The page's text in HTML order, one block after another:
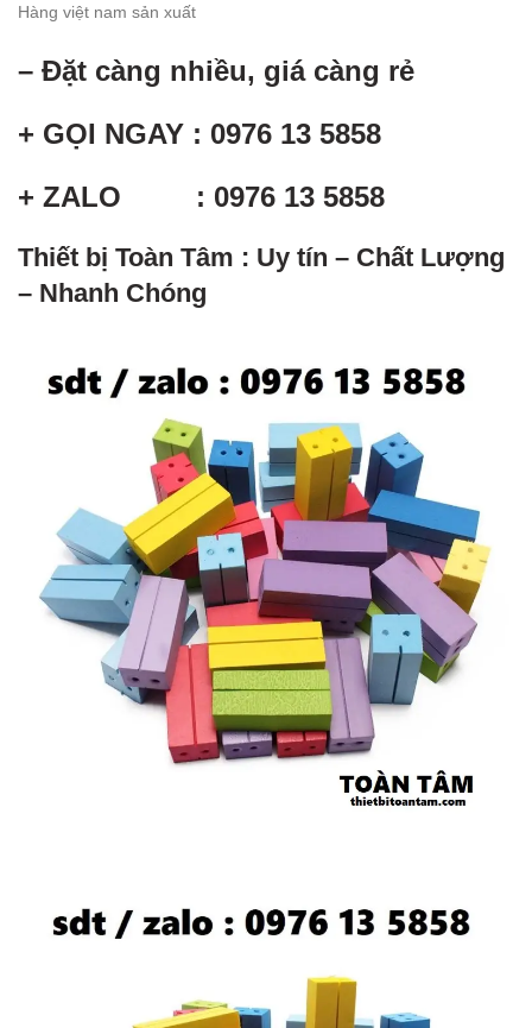
Hàng việt nam sản xuất
– Đặt càng nhiều, giá càng rẻ
+ GỌI NGAY : 0976 13 5858
+ ZALO : 0976 13 5858
Thiết bị Toàn Tâm : Uy tín – Chất Lượng
– Nhanh Chóng